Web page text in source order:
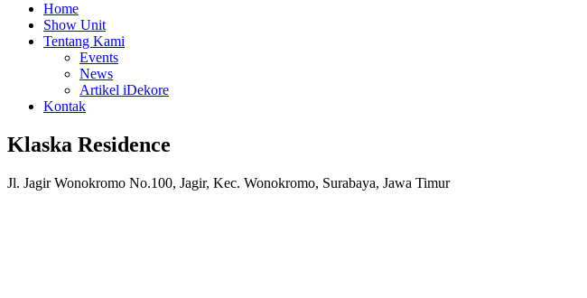
Home
Show Unit
Tentang Kami
Events
News
Artikel iDekore
Kontak
Klaska Residence
Jl. Jagir Wonokromo No.100, Jagir, Kec. Wonokromo, Surabaya, Jawa Timur